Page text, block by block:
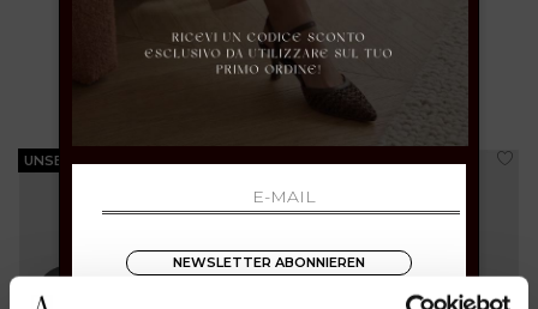
€ 69.00
UNSERE BESTSELLER UNSERE BESTSELLER
NEWSLETTER ABONNIEREN